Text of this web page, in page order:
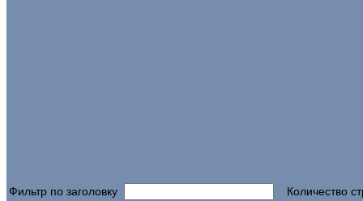
Фильтр по заголовку
Количество